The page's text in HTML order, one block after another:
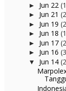
► Jun 22
► Jun 21
► Jun 19
► Jun 18
► Jun 17
► Jun 16
▼ Jun 14